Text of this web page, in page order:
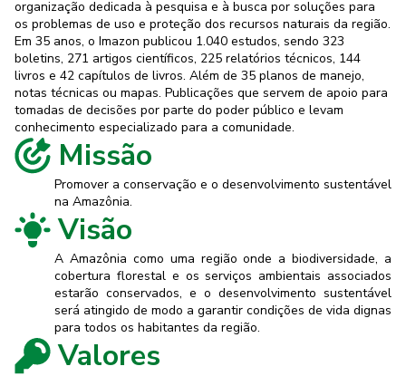
organização dedicada à pesquisa e à busca por soluções para
os problemas de uso e proteção dos recursos naturais da região.
Em 35 anos, o Imazon publicou 1.040 estudos, sendo 323
boletins, 271 artigos científicos, 225 relatórios técnicos, 144
livros e 42 capítulos de livros. Além de 35 planos de manejo,
notas técnicas ou mapas. Publicações que servem de apoio para
tomadas de decisões por parte do poder público e levam
conhecimento especializado para a comunidade.
Missão
Promover a conservação e o desenvolvimento sustentável
na Amazônia.
Visão
A Amazônia como uma região onde a biodiversidade, a
cobertura florestal e os serviços ambientais associados
estarão conservados, e o desenvolvimento sustentável
será atingido de modo a garantir condições de vida dignas
para todos os habitantes da região.
Valores